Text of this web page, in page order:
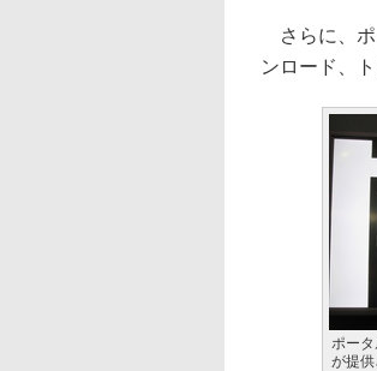
さらに、ポ
ンロード、
ポー
が提